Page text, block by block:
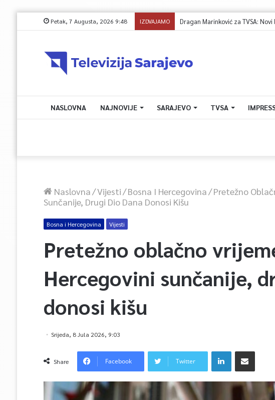
Petak, 7 Augusta, 2026 9:48 IZDVAJAMO
NASLOVNA NAJNOVIJE SARAJEVO TVSA
Naslovna/Vijesti/Bosna I Hercegovina/Pretežno
Sunčanije, Drugi Dio Dana Donosi Kišu
Bosna i Hercegovina Vijesti
Pretežno oblačno
Hercegovini sunčanije,
donosi kišu
Srijeda, 8 Jula 2026, 9:03
Share Facebook Twitter